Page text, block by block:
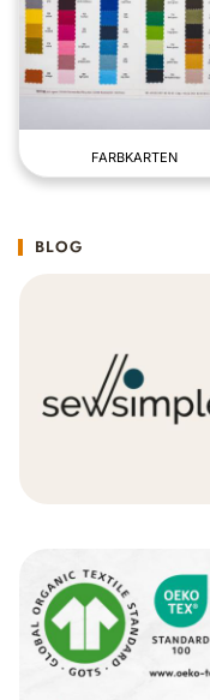
FARBKARTEN
BLOG